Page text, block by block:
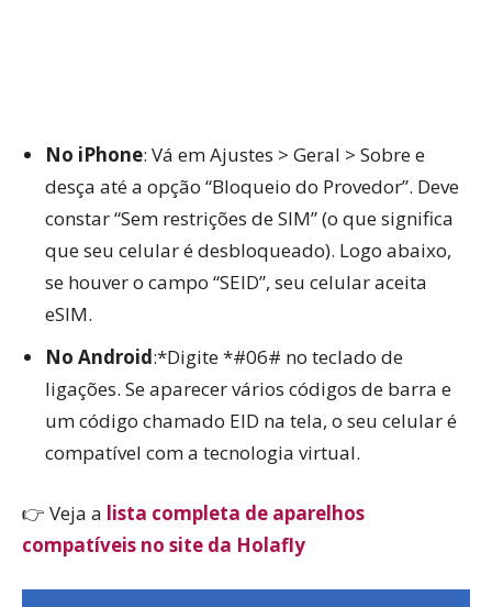
No iPhone: Vá em Ajustes > Geral > Sobre e
desça até a opção “Bloqueio do Provedor”. Deve
constar “Sem restrições de SIM” (o que significa
que seu celular é desbloqueado). Logo abaixo,
se houver o campo “SEID”, seu celular aceita
eSIM.
No Android:*Digite *#06# no teclado de
ligações. Se aparecer vários códigos de barra e
um código chamado EID na tela, o seu celular é
compatível com a tecnologia virtual.
👉 Veja a lista completa de aparelhos
compatíveis no site da Holafly